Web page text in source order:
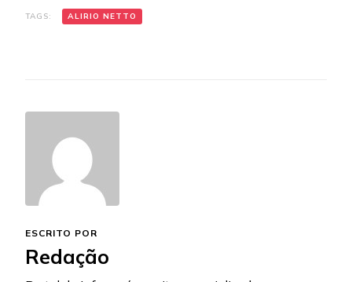
TAGS: ALIRIO NETTO
ESCRITO POR
Redação